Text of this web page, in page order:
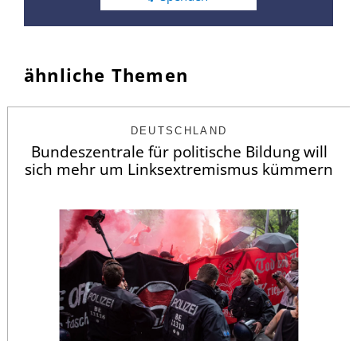
ähnliche Themen
DEUTSCHLAND
Bundeszentrale für politische Bildung will
sich mehr um Linksextremismus kümmern